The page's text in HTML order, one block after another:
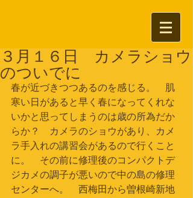
３月１６日 カメラショウ
のついでに
春が近づきつつあるのを感じる。　肌
寒い日があると早く春になってくれな
いかと思ってしまうのは歳の所為だか
らか？　カメラのショウがあり、カメ
ラ手入れの講習会があるので行くこと
に。　その前に修理後のコンパクトデ
ジカメの調子が悪いので中の島の修理
センターへ。　西梅田から曽根崎新地